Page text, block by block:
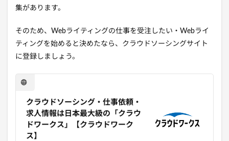
集があります。
そのため、Webライティングの仕事を受注したい・Webライ
ティングを始めると決めたなら、クラウドソーシングサイト
に登録しましょう。
クラウドソーシング・仕事依頼・
求人情報は日本最大級の「クラウ
ドワークス」【クラウドワーク
ス】